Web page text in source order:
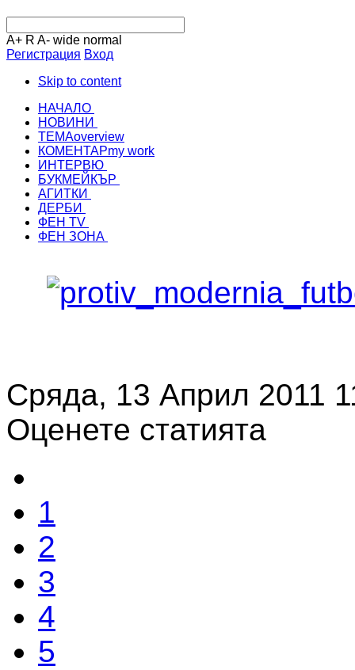
A+ R A- wide normal
Регистрация Вход
Skip to content
НАЧАЛО
НОВИНИ
ТЕМАoverview
КОМЕНТАРmy work
ИНТЕРВЮ
БУКМЕЙКЪР
АГИТКИ
ДЕРБИ
ФЕН TV
ФЕН ЗОНА
Сряда, 13 Април 2011
Оценете статията
1
2
3
4
5